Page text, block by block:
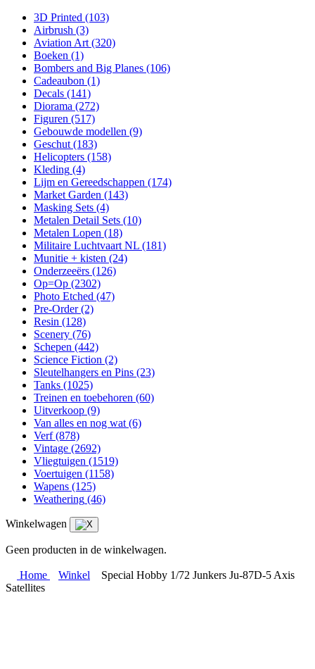
3D Printed (103)
Airbrush (3)
Aviation Art (320)
Boeken (1)
Bombers and Big Planes (106)
Cadeaubon (1)
Decals (141)
Diorama (272)
Figuren (517)
Gebouwde modellen (9)
Geschut (183)
Helicopters (158)
Kleding (4)
Lijm en Gereedschappen (174)
Market Garden (143)
Masking Sets (4)
Metalen Detail Sets (10)
Metalen Lopen (18)
Militaire Luchtvaart NL (181)
Munitie + kisten (24)
Onderzeeërs (126)
Op=Op (2302)
Photo Etched (47)
Pre-Order (2)
Resin (128)
Scenery (76)
Schepen (442)
Science Fiction (2)
Sleutelhangers en Pins (23)
Tanks (1025)
Treinen en toebehoren (60)
Uitverkoop (9)
Van alles en nog wat (6)
Verf (878)
Vintage (2692)
Vliegtuigen (1519)
Voertuigen (1158)
Wapens (125)
Weathering (46)
Winkelwagen
Geen producten in de winkelwagen.
Home Winkel
Special Hobby 1/72 Junkers Ju-87D-5 Axis
Satellites